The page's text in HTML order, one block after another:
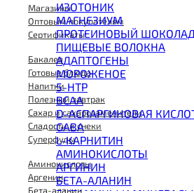
ИЗОТОНИК
МАГНЕЗИУМ
ПРОТЕИНОВЫЙ ШОКОЛАД
ПИЩЕВЫЕ ВОЛОКНА
АДАПТОГЕНЫ
МОРОЖЕНОЕ
5-HTP
BCAA
D-АСПАРГИНОВАЯ
GABA
L-КАРНИТИН
АМИНОКИСЛОТЫ
АРГИНИН
БЕТА-АЛАНИН
Магазины
Оптовым покупателям
Сертификаты
Бакалея
Готовые блюда
Напитки
Полезный завтрак
Сахар и сахарозаменители
Сладости и снеки
Суперфуды
Аминокислоты
Аргенин
Бета-аланин